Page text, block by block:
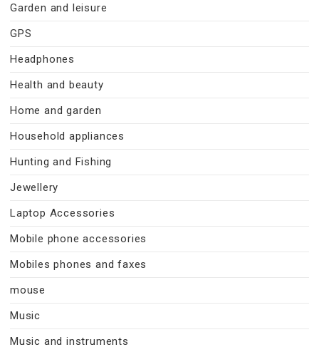
Garden and leisure
GPS
Headphones
Health and beauty
Home and garden
Household appliances
Hunting and Fishing
Jewellery
Laptop Accessories
Mobile phone accessories
Mobiles phones and faxes
mouse
Music
Music and instruments